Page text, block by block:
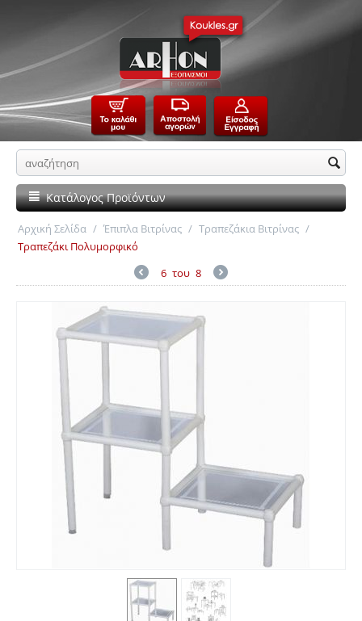
Κατάλογος Προϊόντων
Αρχική Σελίδα / Έπιπλα Βιτρίνας / Τραπεζάκια Βιτρίνας /
Τραπεζάκι Πολυμορφικό
6 του 8